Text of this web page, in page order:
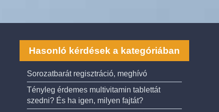
Hasonló kérdések a kategóriában
Sorozatbarát regisztráció, meghívó
Tényleg érdemes multivitamin tablettát
szedni? És ha igen, milyen fajtát?